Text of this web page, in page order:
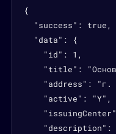
{
  "success": true,
  "data": {
    "id": 1,
"title":
"address": "г.
    "active": "Y",
"description":